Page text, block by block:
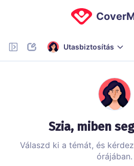
Utasbiztosítás
Szia, miben
Válaszd ki a témát, és
órájában.